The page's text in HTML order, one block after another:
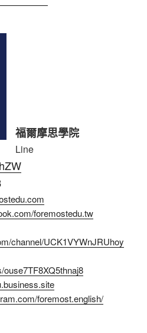
福爾摩思學院
Line
foremostedu.tw
channel/UCK1VYWnJRUhoy
ouse7TF8XQ5thnaj8
foremost.english/